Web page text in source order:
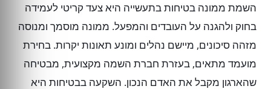
השמת ממונה בטיחות בתעשייה היא צעד קריטי לעמידה
בחוק ולהגנה על העובדים והמפעל. ממונה מוסמך ומנוסה
מזהה סיכונים, מיישם נהלים ומונע תאונות יקרות. בחירת
מועמד מתאים, בעזרת חברת השמה מקצועית, מבטיחה
שהארגון מקבל את האדם הנכון. השקעה בבטיחות היא